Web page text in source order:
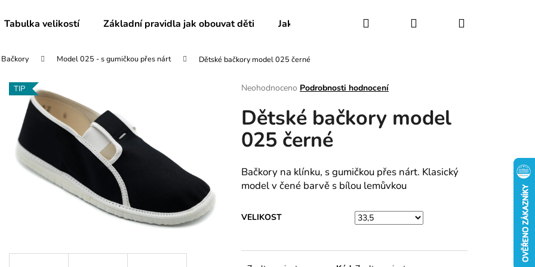
Tabulka velikostí Základní pravidla jak obouvat děti Jak udržovat obuv Certifikáty Kontakty
Hledat PřihlášeníNákupní
Bačkory Model 025 - s gumičkou přes nárt Dětské bačkory model 025 černé
Průměrné
produktu
je
0,0
z
hvězdiček.
Neohodnoceno Podrobnosti hodnocení
Dětské bačkory model
025 černé
Bačkory na klínku, s gumičkou přes nárt. Klasický
model v čené barvě s bílou lemůvkou
VELIKOST
TIP
Co potřebujete najít?
Doporučujeme
PÁNSKÉ BAČKORY MODEL 072